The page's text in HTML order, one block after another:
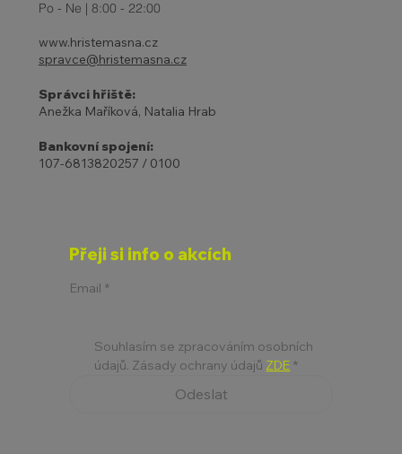
Po - Ne | 8:00 - 22:00
www.hristemasna.cz
spravce@hristemasna.cz
Správci hřiště:
Anežka Maříková, Natalia Hrab
Bankovní spojení:
107-6813820257 / 0100
Přeji si info o akcích
Email *
Souhlasím se zpracováním osobních
údajů. Zásady ochrany údajů ZDE *
Odeslat